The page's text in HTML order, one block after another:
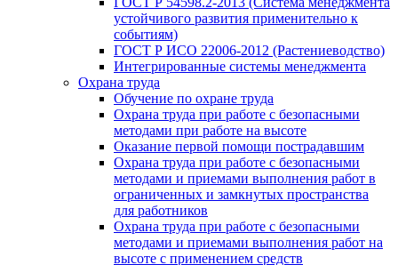
устойчивого развития применительно к
событиям)
ГОСТ Р ИСО 22006-2012 (Растениеводство)
Интегрированные системы менеджмента
Охрана труда
Обучение по охране труда
Охрана труда при работе с безопасными
методами при работе на высоте
Оказание первой помощи пострадавшим
Охрана труда при работе с безопасными
методами и приемами выполнения работ в
ограниченных и замкнутых пространства
для работников
Охрана труда при работе с безопасными
методами и приемами выполнения работ на
высоте с применением средств